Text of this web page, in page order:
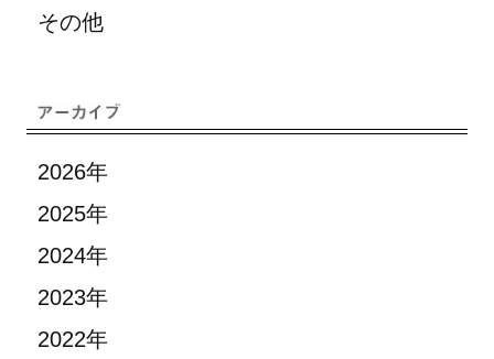
その他
2026年
2025年
2024年
2023年
2022年